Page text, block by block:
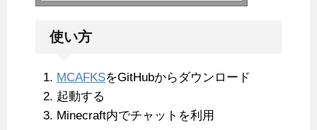
使い方
MCAFKSをGitHubからダウンロード
起動する
Minecraft内でチャットを利用